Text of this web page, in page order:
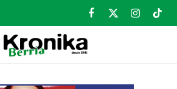
Facebook
X
Instagram